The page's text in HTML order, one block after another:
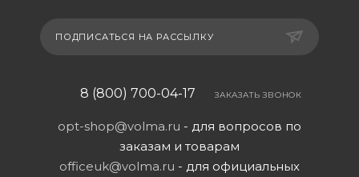
ПОДПИСАТЬСЯ НА РАССЫЛКУ
8 (800) 700-04-17 ЗАКАЗАТЬ ЗВОНОК
opt-shop@volma.ru - для вопросов по
заказам и товарам
officeuk@volma.ru - для официальных